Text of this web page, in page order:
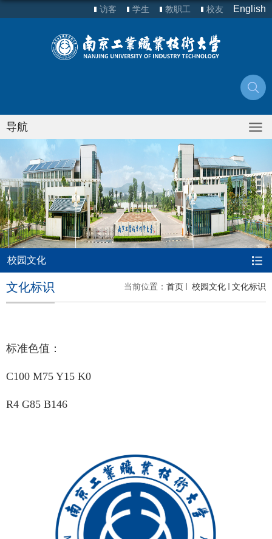
访客 学生 教职工 校友 English
导航
校园文化
当前位置： 首页 校园文化 文化标识
文化标识
标准色值：
C100 M75 Y15 K0
R4 G85 B146